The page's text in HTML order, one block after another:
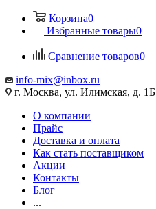
Корзина0
Избранные товары0
Сравнение товаров0
info-mix@inbox.ru
г. Москва, ул. Илимская, д. 1Б
О компании
Прайс
Доставка и оплата
Как стать поставщиком
Акции
Контакты
Блог
...